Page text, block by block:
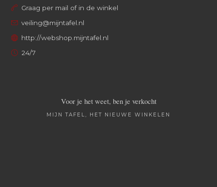
Graag per mail of in de winkel
veiling@mijntafel.nl
http://webshop.mijntafel.nl
24/7
Voor je het weet, ben je verkocht
MIJN TAFEL, HET NIEUWE WINKELEN